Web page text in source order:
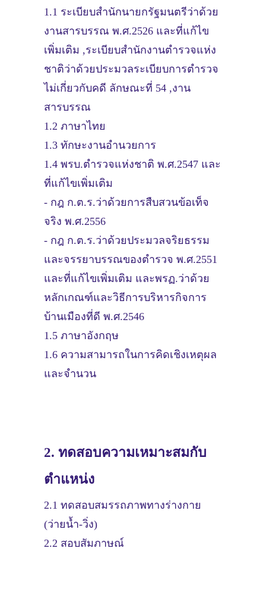
1.1 ระเบียบสำนักนายกรัฐมนตรีว่าด้วย
งานสารบรรณ พ.ศ.2526 และที่แก้ไข
เพิ่มเติม ,ระเบียบสำนักงานตำรวจแห่ง
ชาติว่าด้วยประมวลระเบียบการตำรวจ
ไม่เกี่ยวกับคดี ลักษณะที่ 54 ,งาน
สารบรรณ
1.2 ภาษาไทย
1.3 ทักษะงานอำนวยการ
1.4 พรบ.ตำรวจแห่งชาติ พ.ศ.2547 และ
ที่แก้ไขเพิ่มเติม
- กฎ ก.ต.ร.ว่าด้วยการสืบสวนข้อเท็จ
จริง พ.ศ.2556
- กฎ ก.ต.ร.ว่าด้วยประมวลจริยธรรม
และจรรยาบรรณของตำรวจ พ.ศ.2551
และที่แก้ไขเพิ่มเติม และพรฏ.ว่าด้วย
หลักเกณฑ์และวิธีการบริหารกิจการ
บ้านเมืองที่ดี พ.ศ.2546
1.5 ภาษาอังกฤษ
1.6 ความสามารถในการคิดเชิงเหตุผล
และจำนวน
2. ทดสอบความเหมาะสมกับ
ตำแหน่ง
2.1 ทดสอบสมรรถภาพทางร่างกาย
(ว่ายน้ำ-วิ่ง)
2.2 สอบสัมภาษณ์